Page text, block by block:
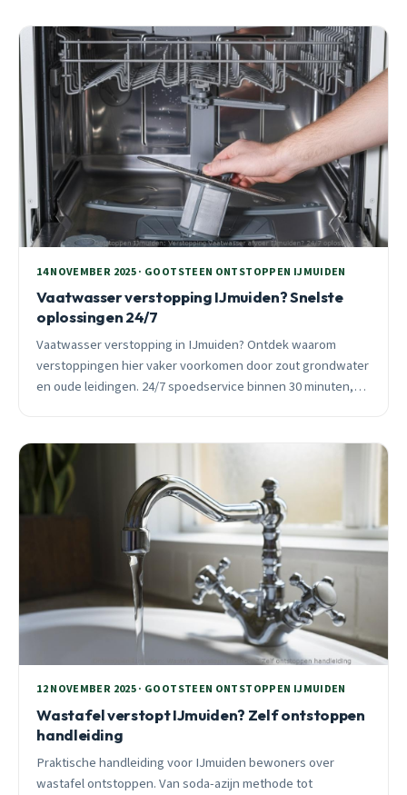
14 NOVEMBER 2025 · GOOTSTEEN ONTSTOPPEN IJMUIDEN
Vaatwasser verstopping IJmuiden? Snelste
oplossingen 24/7
Vaatwasser verstopping in IJmuiden? Ontdek waarom
verstoppingen hier vaker voorkomen door zout grondwater
en oude leidingen. 24/7 spoedservice binnen 30 minuten,
12 NOVEMBER 2025 · GOOTSTEEN ONTSTOPPEN IJMUIDEN
Wastafel verstopt IJmuiden? Zelf ontstoppen
handleiding
Praktische handleiding voor IJmuiden bewoners over
wastafel ontstoppen. Van soda-azijn methode tot